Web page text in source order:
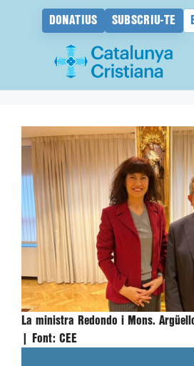
DONATIUS SUBSCRIU-TE
contingut
La ministra Redondo i Mons.
Font: CEE